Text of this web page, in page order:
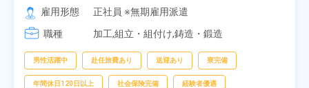
[2] 06:25～15:10
[3] 17:05～01:50
雇用形態
正社員 ※無期雇用派遣
職種
加工,組立・組付け,鋳造・鍛造
男性活躍中 赴任旅費あり 送迎あり 寮完備
年間休日120日以上 社会保険完備 経験者優遇